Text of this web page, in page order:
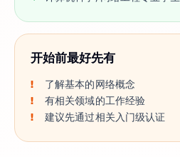
开始前最好先有
了解基本的网络概念
有相关领域的工作经验
建议先通过相关入门级认证